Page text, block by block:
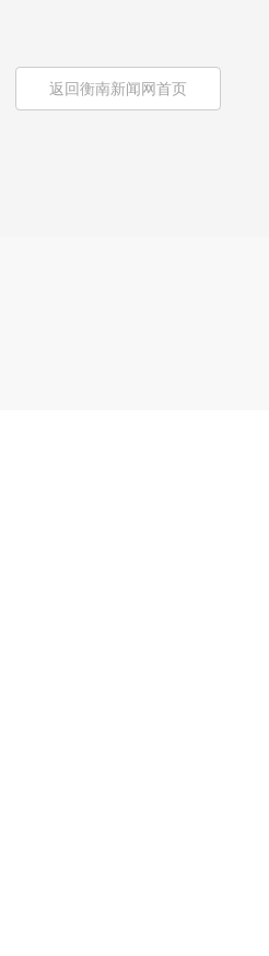
返回衡南新闻网首页